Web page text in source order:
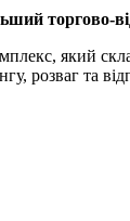
торгово-
який
розваг та